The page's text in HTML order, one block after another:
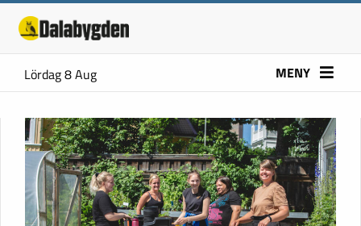
Lördag 8 Aug MENY